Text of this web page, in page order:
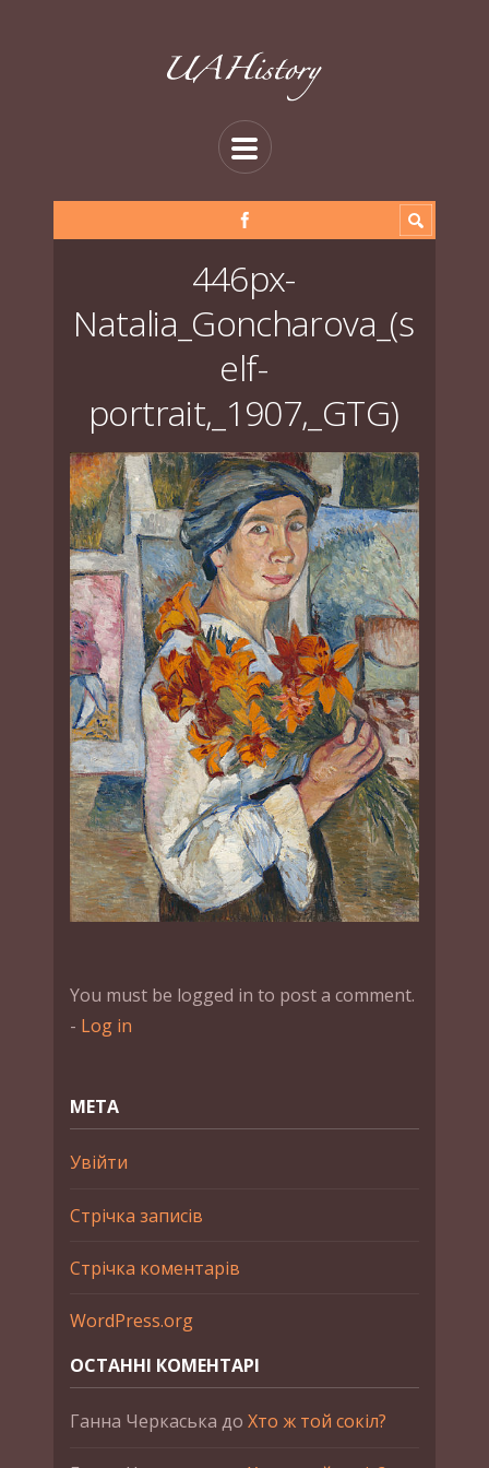
446px-
Natalia_Goncharova_(s
elf-
portrait,_1907,_GTG)
You must be logged in to post a comment.
- Log in
МЕТА
Увійти
Стрічка записів
Стрічка коментарів
WordPress.org
ОСТАННІ КОМЕНТАРІ
Ганна Черкаська до Хто ж той сокіл?